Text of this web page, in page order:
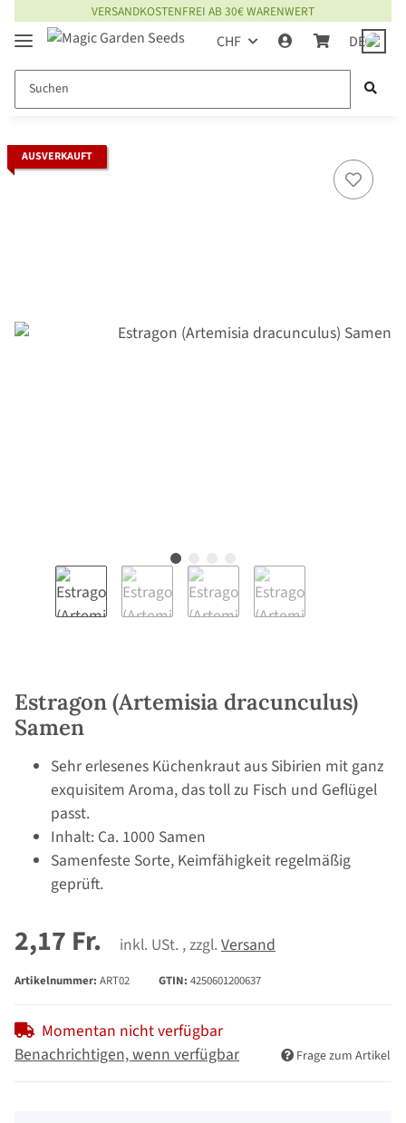
VERSANDKOSTENFREI AB 30€ WARENWERT
CHF DE
AUSVERKAUFT
Estragon (Artemisia dracunculus)
Samen
Sehr erlesenes Küchenkraut aus Sibirien mit ganz
exquisitem Aroma, das toll zu Fisch und Geflügel
passt.
Inhalt: Ca. 1000 Samen
Samenfeste Sorte, Keimfähigkeit regelmäßig
geprüft.
2,17 Fr. inkl. USt. , zzgl. Versand
Artikelnummer: ART02 GTIN: 4250601200637
Momentan nicht verfügbar
Benachrichtigen, wenn verfügbar
Frage zum Artikel